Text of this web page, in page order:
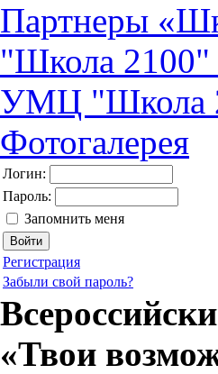
Партнеры
"Школа 2100"
УМЦ "Школа
Фотогалерея
Логин:
Пароль:
Запомнить меня
Регистрация
Забыли свой пароль?
«Твои